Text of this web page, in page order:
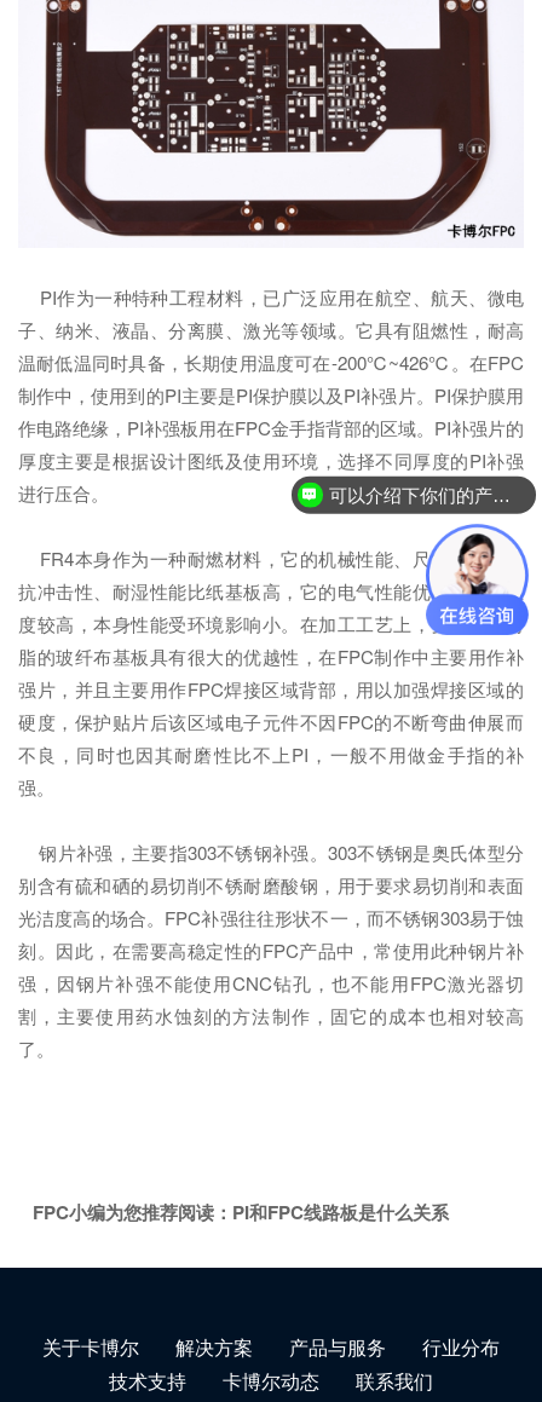
PI作为一种特种工程材料，已广泛应用在航空、航天、微电
子、纳米、液晶、分离膜、激光等领域。它具有阻燃性，耐高
温耐低温同时具备，长期使用温度可在-200℃~426℃。在FPC
制作中，使用到的PI主要是PI保护膜以及PI补强片。PI保护膜用
作电路绝缘，PI补强板用在FPC金手指背部的区域。PI补强片的
厚度主要是根据设计图纸及使用环境，选择不同厚度的PI补强
进行压合。
FR4本身作为一种耐燃材料，它的机械性能、尺寸稳定性、
抗冲击性、耐湿性能比纸基板高，它的电气性能优良，工作温
度较高，本身性能受环境影响小。在加工工艺上，要比其他树
脂的玻纤布基板具有很大的优越性，在FPC制作中主要用作补
强片，并且主要用作FPC焊接区域背部，用以加强焊接区域的
硬度，保护贴片后该区域电子元件不因FPC的不断弯曲伸展而
不良，同时也因其耐磨性比不上PI，一般不用做金手指的补
强。
钢片补强，主要指303不锈钢补强。303不锈钢是奥氏体型分
别含有硫和硒的易切削不锈耐磨酸钢，用于要求易切削和表面
光洁度高的场合。FPC补强往往形状不一，而不锈钢303易于蚀
刻。因此，在需要高稳定性的FPC产品中，常使用此种钢片补
强，因钢片补强不能使用CNC钻孔，也不能用FPC激光器切
割，主要使用药水蚀刻的方法制作，固它的成本也相对较高
了。
FPC小编为您推荐阅读： PI和FPC线路板是什么关系
关于卡博尔 解决方案 产品与服务
行业分布
技术支持
卡博尔动态 联系我们
可以介绍下你们的产品么？